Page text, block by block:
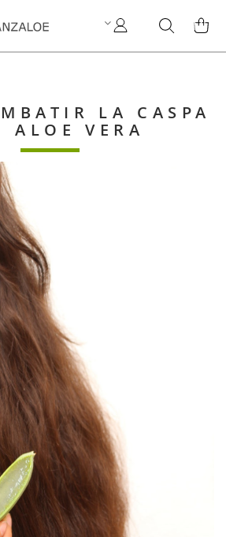
Search
Mi
cuenta
MI
LA CASPA
ALOE VERA